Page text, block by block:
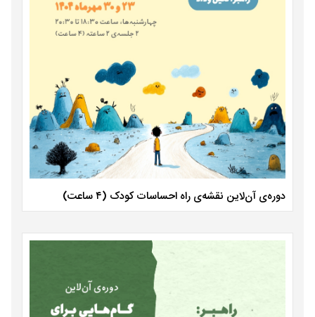
دوره‌ی آن‌لاین نقشه‌ی راه احساسات کودک (۴ ساعت)